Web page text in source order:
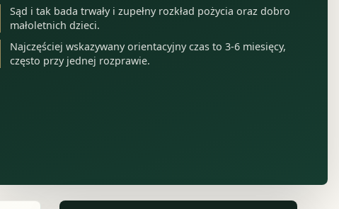
Sąd i tak bada trwały i zupełny rozkład pożycia oraz dobro
małoletnich dzieci.
Najczęściej wskazywany orientacyjny czas to 3-6 miesięcy,
często przy jednej rozprawie.